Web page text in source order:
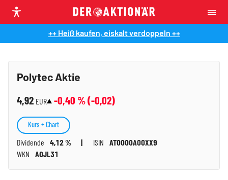
++ Heiß kaufen, eiskalt verdoppeln ++
Polytec Aktie
4,92 EUR -0,40 % (-0,02)
Dividende 4,12 % ISIN
AT0000A00XX9
WKN
A0JL31
Kurs + Chart